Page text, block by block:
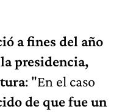
a fines del año
presidencia,
: "En el caso
de que fue un